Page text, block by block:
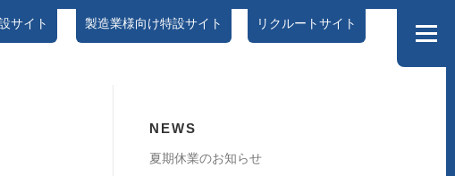
製造業様向け特設サイト
サイト リクルートサイト
メニュー
NEWS
夏期休業のお知らせ